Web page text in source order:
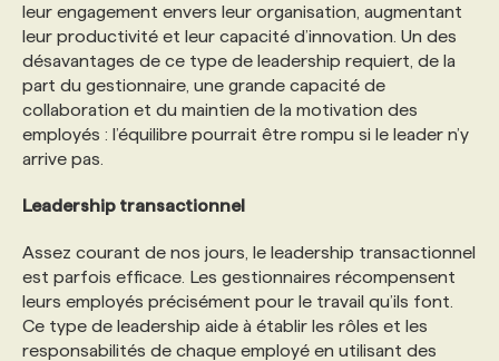
leur engagement envers leur organisation, augmentant
leur productivité et leur capacité d’innovation. Un des
désavantages de ce type de leadership requiert, de la
part du gestionnaire, une grande capacité de
collaboration et du maintien de la motivation des
employés : l’équilibre pourrait être rompu si le leader n’y
arrive pas.
Leadership transactionnel
Assez courant de nos jours, le leadership transactionnel
est parfois efficace. Les gestionnaires récompensent
leurs employés précisément pour le travail qu’ils font.
Ce type de leadership aide à établir les rôles et les
responsabilités de chaque employé en utilisant des